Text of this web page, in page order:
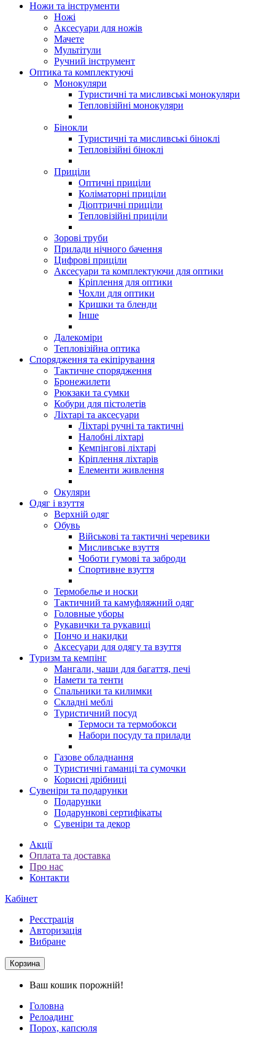
Ножи та інструменти
Ножі
Аксесуари для ножів
Мачете
Мультітули
Ручний інструмент
Оптика та комплектуючі
Монокуляри
Туристичні та мисливські монокуляри
Тепловізійні монокуляри
Бінокли
Туристичні та мисливські біноклі
Тепловізійні біноклі
Приціли
Оптичні приціли
Коліматорні приціли
Діоптричні приціли
Тепловізійні приціли
Зорові труби
Прилади нічного бачення
Цифрові приціли
Аксесуари та комплектуючи для оптики
Кріплення для оптики
Чохли для оптики
Кришки та бленди
Інше
Далекоміри
Тепловізійна оптика
Спорядження та екіпірування
Тактичне спорядження
Бронежилети
Рюкзаки та сумки
Кобури для пістолетів
Ліхтарі та аксесуари
Ліхтарі ручні та тактичні
Налобні ліхтарі
Кемпінгові ліхтарі
Кріплення ліхтарів
Елементи живлення
Окуляри
Одяг і взуття
Верхній одяг
Обувь
Військові та тактичні черевики
Мисливське взуття
Чоботи гумові та заброди
Спортивне взуття
Термобелье и носки
Тактичний та камуфляжний одяг
Головные уборы
Рукавички та рукавиці
Пончо и накидки
Аксесуари для одягу та взуття
Туризм та кемпінг
Мангали, чаши для багаття, печі
Намети та тенти
Спальники та килимки
Складні меблі
Туристичний посуд
Термоси та термобокси
Набори посуду та прилади
Газове обладнання
Туристичні гаманці та сумочки
Корисні дрібниці
Сувеніри та подарунки
Подарунки
Подарункові сертифікаты
Сувеніри та декор
Акції
Оплата та доставка
Про нас
Контакти
Кабінет
Реєстрація
Авторизація
Вибране
Корзина
Ваш кошик порожній!
Головна
Релоадинг
Порох, капсюля